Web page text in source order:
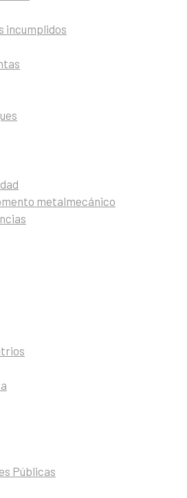
incumplidos
metalmecánico
Públicas